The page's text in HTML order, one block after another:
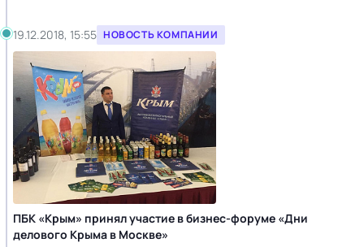
19.12.2018, 15:55 НОВОСТЬ КОМПАНИИ
ПБК «Крым» принял участие в бизнес-форуме «Дни
делового Крыма в Москве»